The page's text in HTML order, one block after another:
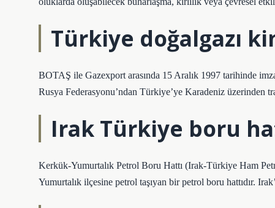
Türkiye doğalgazı
BOTAŞ ile Gazexport arasında 15 Aralık 1997 tarihinde
Rusya Federasyonu’ndan Türkiye’ye Karadeniz üzerinden
Irak Türkiye boru
Kerkük-Yumurtalık Petrol Boru Hattı (Irak-Türkiye Ham
Yumurtalık ilçesine petrol taşıyan bir petrol boru hattıdır.